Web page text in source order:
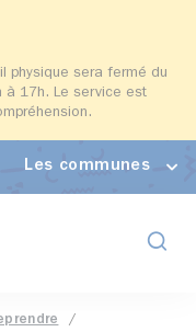
physique sera fermé du
à 17h. Le service est
Les communes